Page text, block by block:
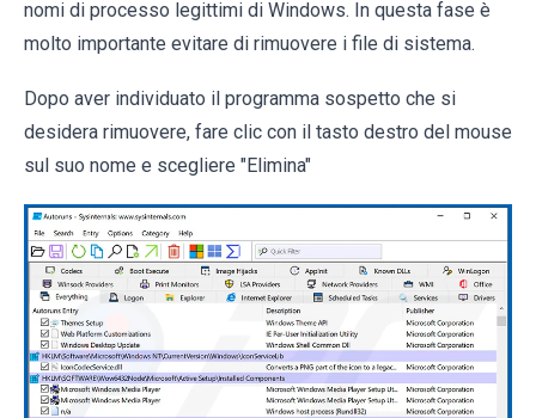
nomi di processo legittimi di Windows. In questa fase è
molto importante evitare di rimuovere i file di sistema.
Dopo aver individuato il programma sospetto che si
desidera rimuovere, fare clic con il tasto destro del mouse
sul suo nome e scegliere "Elimina"